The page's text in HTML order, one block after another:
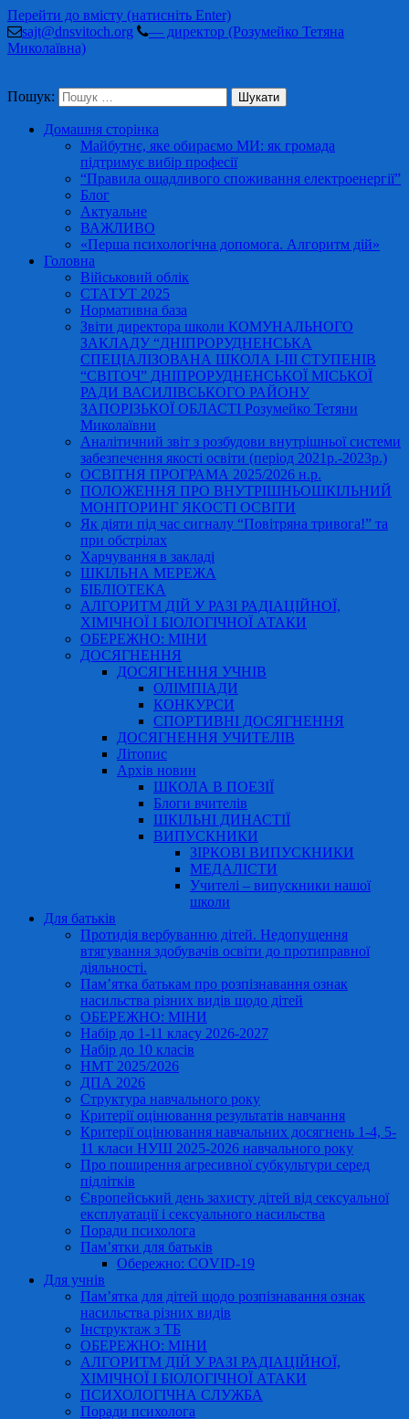
Перейти до вмісту (натисніть Enter)
sajt@dnsvitoch.org
— директор (Розумейко Тетяна
Миколаївна)
Пошук:
Домашня сторінка
Майбутнє, яке обираємо МИ: як громада
підтримує вибір професії
“Правила ощадливого споживання електроенергії”
Блог
Актуальне
ВАЖЛИВО
«Перша психологічна допомога. Алгоритм дій»
Головна
Військовий облік
СТАТУТ 2025
Нормативна база
Звіти директора школи КОМУНАЛЬНОГО
ЗАКЛАДУ “ДНІПРОРУДНЕНСЬКА
СПЕЦІАЛІЗОВАНА ШКОЛА І-ІІІ СТУПЕНІВ
“СВІТОЧ” ДНІПРОРУДНЕНСЬКОЇ МІСЬКОЇ
РАДИ ВАСИЛІВСЬКОГО РАЙОНУ
ЗАПОРІЗЬКОЇ ОБЛАСТІ Розумейко Тетяни
Миколаївни
Аналітичний звіт з розбудови внутрішньої системи
забезпечення якості освіти (період 2021р.-2023р.)
ОСВІТНЯ ПРОГРАМА 2025/2026 н.р.
ПОЛОЖЕННЯ ПРО ВНУТРІШНЬОШКІЛЬНИЙ
МОНІТОРИНГ ЯКОСТІ ОСВІТИ
Як діяти під час сигналу “Повітряна тривога!” та
при обстрілах
Харчування в закладі
ШКІЛЬНА МЕРЕЖА
БІБЛІОТЕКА
АЛГОРИТМ ДІЙ У РАЗІ РАДІАЦІЙНОЇ,
ХІМІЧНОЇ І БІОЛОГІЧНОЇ АТАКИ
ОБЕРЕЖНО: МІНИ
ДОСЯГНЕННЯ
ДОСЯГНЕННЯ УЧНІВ
ОЛІМПІАДИ
КОНКУРСИ
СПОРТИВНІ ДОСЯГНЕННЯ
ДОСЯГНЕННЯ УЧИТЕЛІВ
Літопис
Архів новин
ШКОЛА В ПОЕЗІЇ
Блоги вчителів
ШКІЛЬНІ ДИНАСТІЇ
ВИПУСКНИКИ
ЗІРКОВІ ВИПУСКНИКИ
МЕДАЛІСТИ
Учителі – випускники нашої
школи
Для батьків
Протидія вербуванню дітей. Недопущення
втягування здобувачів освіти до протиправної
діяльності.
Пам’ятка батькам про розпізнавання ознак
насильства різних видів щодо дітей
ОБЕРЕЖНО: МІНИ
Набір до 1-11 класу 2026-2027
Набір до 10 класів
НМТ 2025/2026
ДПА 2026
Структура навчального року
Критерії оцінювання результатів навчання
Критерії оцінювання навчальних досягнень 1-4, 5-
11 класи НУШ 2025-2026 навчального року
Про поширення агресивної субкультури серед
підлітків
Європейський день захисту дітей від сексуальної
експлуатації і сексуального насильства
Поради психолога
Пам’ятки для батьків
Обережно: COVID-19
Для учнів
Пам’ятка для дітей щодо розпізнавання ознак
насильства різних видів
Інструктаж з ТБ
ОБЕРЕЖНО: МІНИ
АЛГОРИТМ ДІЙ У РАЗІ РАДІАЦІЙНОЇ,
ХІМІЧНОЇ І БІОЛОГІЧНОЇ АТАКИ
ПСИХОЛОГІЧНА СЛУЖБА
Поради психолога